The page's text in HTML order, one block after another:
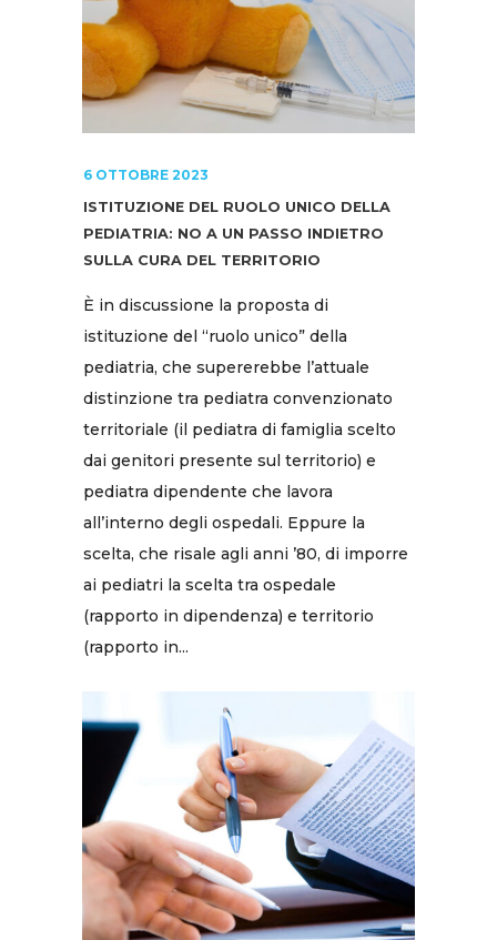
6 OTTOBRE 2023
ISTITUZIONE DEL RUOLO UNICO DELLA
PEDIATRIA: NO A UN PASSO INDIETRO
SULLA CURA DEL TERRITORIO
È in discussione la proposta di
istituzione del “ruolo unico” della
pediatria, che supererebbe l’attuale
distinzione tra pediatra convenzionato
territoriale (il pediatra di famiglia scelto
dai genitori presente sul territorio) e
pediatra dipendente che lavora
all’interno degli ospedali. Eppure la
scelta, che risale agli anni ’80, di imporre
ai pediatri la scelta tra ospedale
(rapporto in dipendenza) e territorio
(rapporto in...